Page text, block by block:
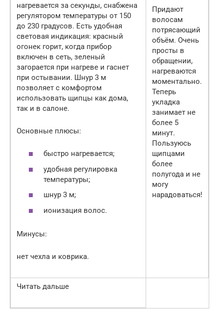
нагревается за секунды, снабжена
регулятором температуры от 150
до 230 градусов. Есть удобная
световая индикация: красный
огонек горит, когда прибор
включен в сеть, зеленый
загорается при нагреве и гаснет
при остывании. Шнур 3 м
позволяет с комфортом
использовать щипцы как дома,
так и в салоне.
Основные плюсы:
быстро нагревается;
удобная регулировка
температуры;
шнур 3 м;
ионизация волос.
Минусы:
нет чехла и коврика.
Придают
волосам
потрясающий
объём. Очень
просты в
обращении,
нагреваются
моментально.
Теперь
укладка
занимает не
более 5
минут.
Пользуюсь
щипцами
более
полугода и не
могу
нарадоваться!
Читать дальше